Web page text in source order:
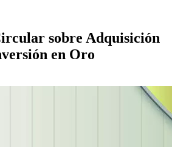
sobre Adquisición
en Oro